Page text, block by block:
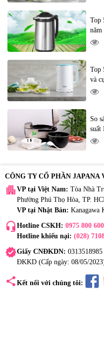
Top
năm
Top
và
So
suất
CÔNG TY CỔ PHẦN JAPANA
apartment VP tại Việt Nam: Tòa Nhà
Phường Phú Thọ Hòa, TP.
VP tại Nhật Bản: Kanagawa
headset_mic Hotline CSKH: 0975 800 600
Hotline khiếu nại: (028)
verifiedGiấy CNĐKDN:
ĐKKD (Cấp ngày: 08/05/
share Kết nối với chúng tôi: